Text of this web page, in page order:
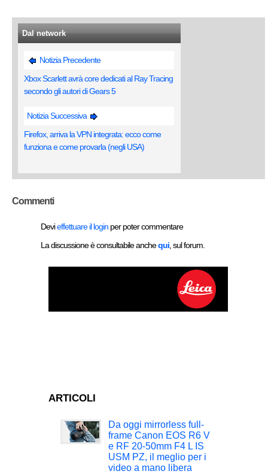
Dal network
Notizia Precedente
Xbox Scarlett avrà core dedicati al Ray Tracing
secondo gli autori di Gears 5
Notizia Successiva
Firefox, arriva la VPN integrata: ecco come
funziona e come provarla (negli USA)
Commenti
Devieffettuare il login per poter commentare
La discussione è consultabile anchequi , sul forum.
ARTICOLI
Da oggi mirrorless full-
frame Canon EOS R6 V
e RF 20-50mm F4 L IS
USM PZ, il meglio per i
video a mano libera